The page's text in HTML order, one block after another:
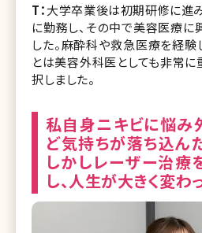
T：大学卒業後は初期研修に進
に勤務し、その中で美容医療に
した。麻酔科や救急医療を経験
とは美容外科医としても非常に
択しました。
私自身ニキビに悩み
ど気持ちが落ち込ん
しかしレーザー治療
し、人生が大きく変わ